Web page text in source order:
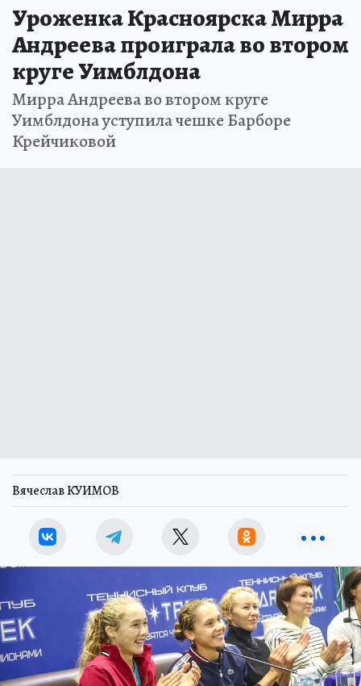
Уроженка Красноярска Мирра
Андреева проиграла во втором
круге Уимблдона
Мирра Андреева во втором круге
Уимблдона уступила чешке Барборе
Крейчиковой
Вячеслав КУИМОВ